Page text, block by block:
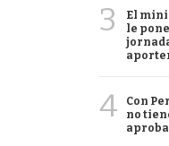
3
El
le
4
Con
no